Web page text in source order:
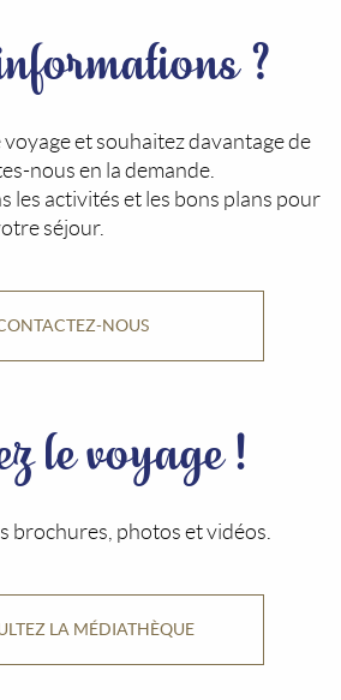
?
et souhaitez davantage de
nous en la demande.
les activités et les bons plans pour
séjour.
NOUS
le voyage !
brochures, photos et vidéos.
LA MÉDIATHÈQUE